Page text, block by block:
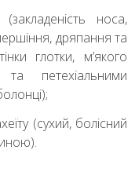
носа,
дряпання та
глотки, м’якого
петехіальними
(сухий, болісний